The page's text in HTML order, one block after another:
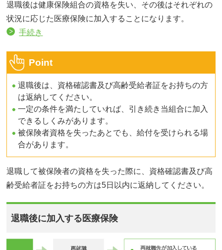
退職後は健康保険組合の資格を失い、その後はそれぞれの
状況に応じた医療保険に加入することになります。
手続き
Point
退職後は、資格確認書及び高齢受給者証をお持ちの方
は返納してください。
一定の条件を満たしていれば、引き続き当組合に加入
できるしくみがあります。
被保険者資格を失ったあとでも、給付を受けられる場
合があります。
退職して被保険者の資格を失った際に、資格確認書及び高
齢受給者証をお持ちの方は5日以内に返納してください。
退職後に加入する医療保険